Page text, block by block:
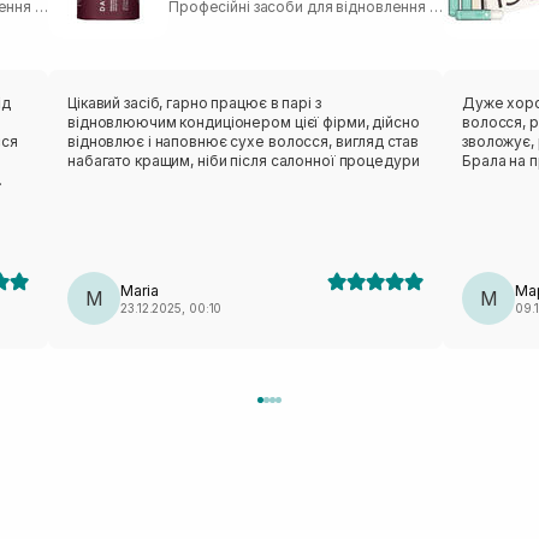
Професійні засоби для відновлення волосся Професійні засоби для відновлення волосся
Цікавий засіб, гарно працює в парі з
відновлюючим кондиціонером цієї фірми, дійсно
відновлює і наповнює сухе волосся, вигляд став
набагато кращим, ніби після салонної процедури
M Maria
23.12.2025, 00:10
Дуже
волосся,
зволожує,
Брала на
М